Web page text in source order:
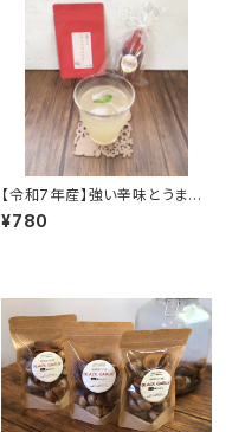
【令和7年産】強い辛味とうまみ
が際立つ！薬味やスパイスとして
簡単便利！冷凍保存もできる！
¥780